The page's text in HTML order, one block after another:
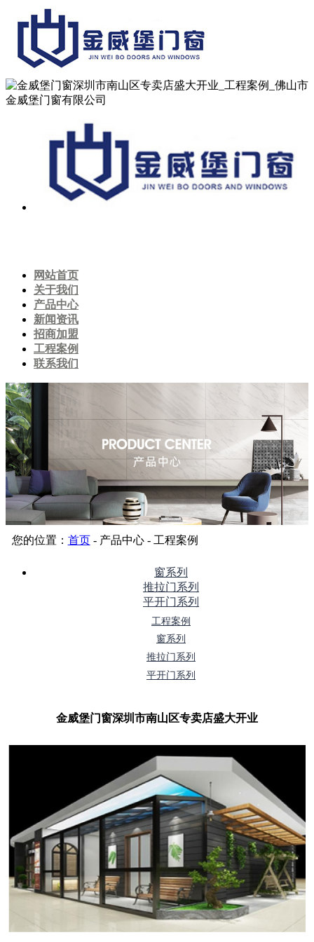
网站首页
关于我们
产品中心
新闻资讯
招商加盟
工程案例
联系我们
您的位置： 首页- 产品中心 - 工程案例
窗系列
推拉门系列
平开门系列
工程案例
窗系列
推拉门系列
平开门系列
金威堡门窗深圳市南山区专卖店盛大开业